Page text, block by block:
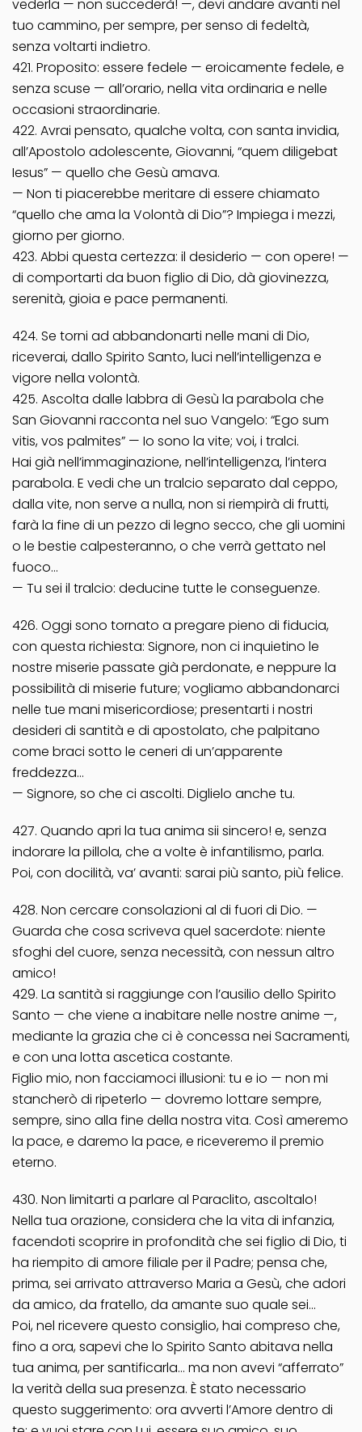
vederla — non succederà! —, devi andare avanti nel
tuo cammino, per sempre, per senso di fedeltà,
senza voltarti indietro.
421. Proposito: essere fedele — eroicamente fedele, e
senza scuse — all’orario, nella vita ordinaria e nelle
occasioni straordinarie.
422. Avrai pensato, qualche volta, con santa invidia,
all’Apostolo adolescente, Giovanni, “quem diligebat
Iesus” — quello che Gesù amava.
— Non ti piacerebbe meritare di essere chiamato
“quello che ama la Volontà di Dio”? Impiega i mezzi,
giorno per giorno.
423. Abbi questa certezza: il desiderio — con opere! —
di comportarti da buon figlio di Dio, dà giovinezza,
serenità, gioia e pace permanenti.
424. Se torni ad abbandonarti nelle mani di Dio,
riceverai, dallo Spirito Santo, luci nell’intelligenza e
vigore nella volontà.
425. Ascolta dalle labbra di Gesù la parabola che
San Giovanni racconta nel suo Vangelo: “Ego sum
vitis, vos palmites” — Io sono la vite; voi, i tralci.
Hai già nell’immaginazione, nell’intelligenza, l’intera
parabola. E vedi che un tralcio separato dal ceppo,
dalla vite, non serve a nulla, non si riempirà di frutti,
farà la fine di un pezzo di legno secco, che gli uomini
o le bestie calpesteranno, o che verrà gettato nel
fuoco…
— Tu sei il tralcio: deducine tutte le conseguenze.
426. Oggi sono tornato a pregare pieno di fiducia,
con questa richiesta: Signore, non ci inquietino le
nostre miserie passate già perdonate, e neppure la
possibilità di miserie future; vogliamo abbandonarci
nelle tue mani misericordiose; presentarti i nostri
desideri di santità e di apostolato, che palpitano
come braci sotto le ceneri di un’apparente
freddezza…
— Signore, so che ci ascolti. Diglielo anche tu.
427. Quando apri la tua anima sii sincero! e, senza
indorare la pillola, che a volte è infantilismo, parla.
Poi, con docilità, va’ avanti: sarai più santo, più felice.
428. Non cercare consolazioni al di fuori di Dio. —
Guarda che cosa scriveva quel sacerdote: niente
sfoghi del cuore, senza necessità, con nessun altro
amico!
429. La santità si raggiunge con l’ausilio dello Spirito
Santo — che viene a inabitare nelle nostre anime —,
mediante la grazia che ci è concessa nei Sacramenti,
e con una lotta ascetica costante.
Figlio mio, non facciamoci illusioni: tu e io — non mi
stancherò di ripeterlo — dovremo lottare sempre,
sempre, sino alla fine della nostra vita. Così ameremo
la pace, e daremo la pace, e riceveremo il premio
eterno.
430. Non limitarti a parlare al Paraclito, ascoltalo!
Nella tua orazione, considera che la vita di infanzia,
facendoti scoprire in profondità che sei figlio di Dio, ti
ha riempito di amore filiale per il Padre; pensa che,
prima, sei arrivato attraverso Maria a Gesù, che adori
da amico, da fratello, da amante suo quale sei…
Poi, nel ricevere questo consiglio, hai compreso che,
fino a ora, sapevi che lo Spirito Santo abitava nella
tua anima, per santificarla… ma non avevi “afferrato”
la verità della sua presenza. È stato necessario
questo suggerimento: ora avverti l’Amore dentro di